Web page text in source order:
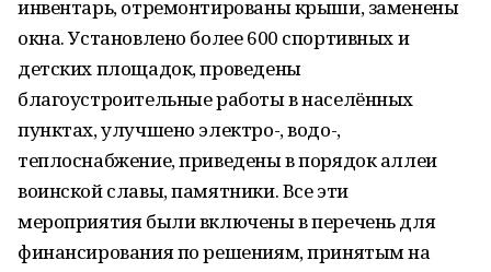
инвентарь, отремонтированы крыши, заменены
окна. Установлено более 600 спортивных и
детских площадок, проведены
благоустроительные работы в населённых
пунктах, улучшено электро-, водо-,
теплоснабжение, приведены в порядок аллеи
воинской славы, памятники. Все эти
мероприятия были включены в перечень для
финансирования по решениям, принятым на